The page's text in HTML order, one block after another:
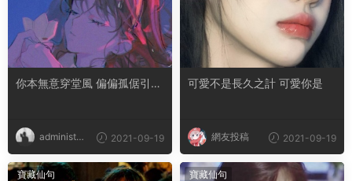
你本無意穿堂風 偏偏孤倨引山
administra
tor
2021-09-19
可愛不是長久之計 可愛你是
網友投稿 2021-09-19
寶藏仙句 寶藏仙句